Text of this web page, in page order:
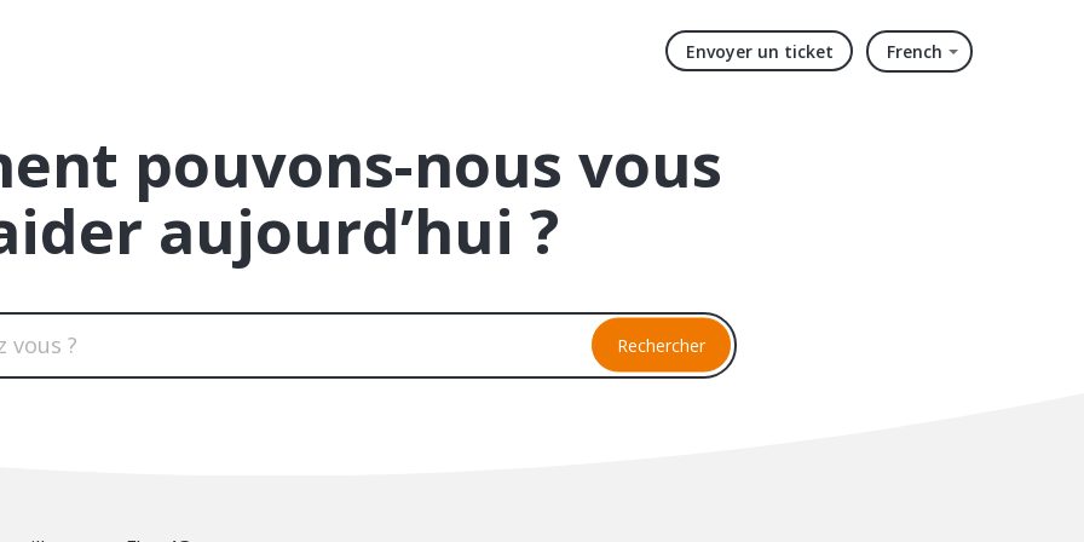
Envoyer un ticket French
pouvons-nous vous
aujourd’hui ?
Rechercher